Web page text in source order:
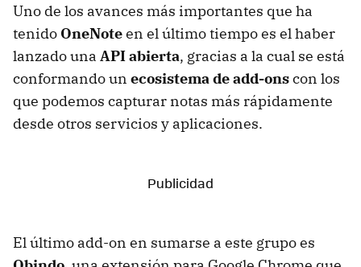
Uno de los avances más importantes que ha
tenido OneNoteen el último tiempo es el haber
lanzado una API abierta, gracias a la cual se está
conformando un ecosistema de add-onscon los
que podemos capturar notas más rápidamente
desde otros servicios y aplicaciones.
El último add-on en sumarse a este grupo es